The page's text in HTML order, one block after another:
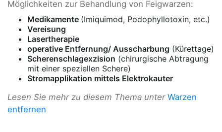
Möglichkeiten zur Behandlung von Feigwarzen:
Medikamente (Imiquimod, Podophyllotoxin, etc.)
Vereisung
Lasertherapie
operative Entfernung/ Ausscharbung (Kürettage)
Scherenschlagexzision (chirurgische Abtragung
mit einer speziellen Schere)
Stromapplikation mittels Elektrokauter
Lesen Sie mehr zu diesem Thema unter Warzen
entfernen